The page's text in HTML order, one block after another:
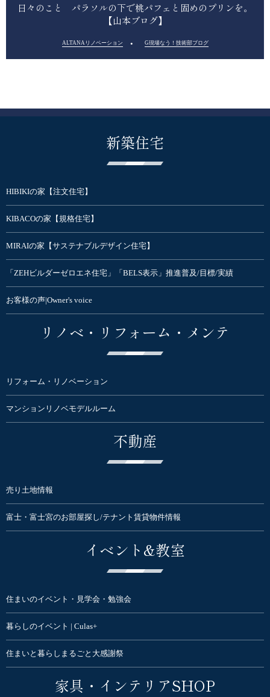
日々のこと パラソルの下で桃パフェと固めのプリンを。
【山本ブログ】
ALTANAリノベーション G現場なう！技術部ブログ
新築住宅
HIBIKIの家【注文住宅】
KIBACOの家【規格住宅】
MIRAIの家【サステナブルデザイン住宅】
「ZEHビルダーゼロエネ住宅」「BELS表示」推進普及/目標/実績
お客様の声|Owner's voice
リノベ・リフォーム・メンテ
リフォーム・リノベーション
マンションリノベモデルルーム
不動産
売り土地情報
富士・富士宮のお部屋探し/テナント賃貸物件情報
イベント&教室
住まいのイベント・見学会・勉強会
暮らしのイベント | Culas+
住まいと暮らしまるごと大感謝祭
家具・インテリアSHOP